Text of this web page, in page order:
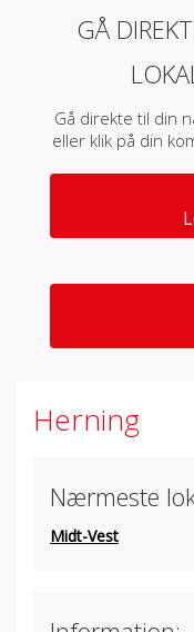
GÅ
Gå direkte til din
eller klik på din
Herning
Nærmeste
Midt-Vest